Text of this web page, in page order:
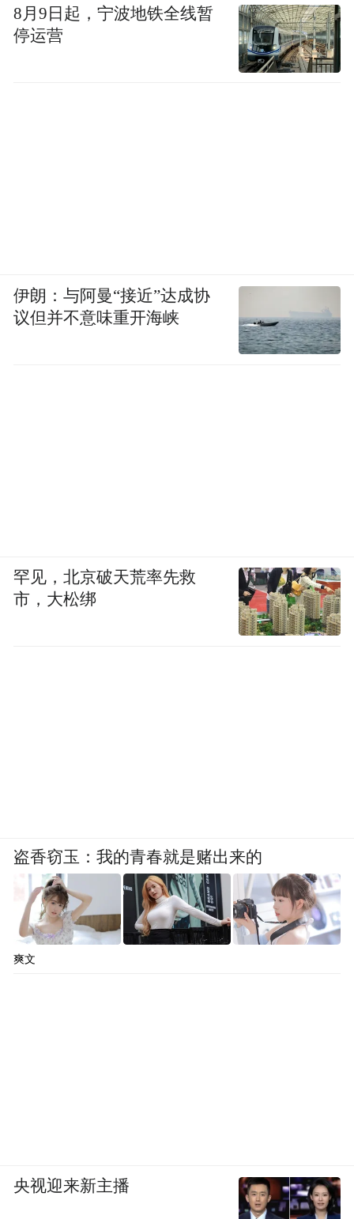
8月9日起，宁波地铁全线暂
停运营
伊朗：与阿曼“接近”达成协
议但并不意味重开海峡
罕见，北京破天荒率先救
市，大松绑
盗香窃玉：我的青春就是赌出来的
爽文
央视迎来新主播